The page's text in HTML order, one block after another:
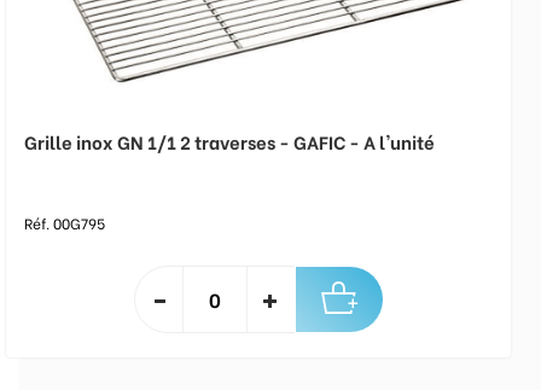
Grille inox GN 1/1 2 traverses - GAFIC - A l'unité
Réf. 00G795